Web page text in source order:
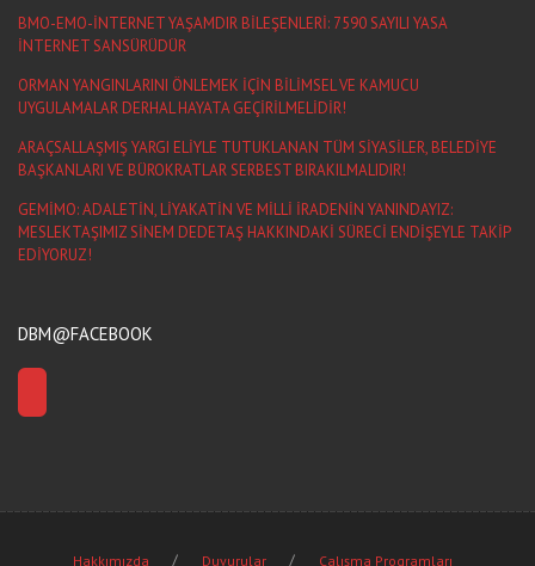
BMO-EMO-İNTERNET YAŞAMDIR BİLEŞENLERİ: 7590 SAYILI YASA
İNTERNET SANSÜRÜDÜR
ORMAN YANGINLARINI ÖNLEMEK İÇİN BİLİMSEL VE KAMUCU
UYGULAMALAR DERHAL HAYATA GEÇİRİLMELİDİR!
ARAÇSALLAŞMIŞ YARGI ELİYLE TUTUKLANAN TÜM SİYASİLER, BELEDİYE
BAŞKANLARI VE BÜROKRATLAR SERBEST BIRAKILMALIDIR!
GEMİMO: ADALETİN, LİYAKATİN VE MİLLİ İRADENİN YANINDAYIZ:
MESLEKTAŞIMIZ SİNEM DEDETAŞ HAKKINDAKİ SÜRECİ ENDİŞEYLE TAKİP
EDİYORUZ!
DBM@FACEBOOK
Hakkımızda Duyurular Çalışma Programları